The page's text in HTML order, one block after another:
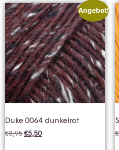
Angebot!
Duke 0064 dunkelrot
€8,95€5,50 €